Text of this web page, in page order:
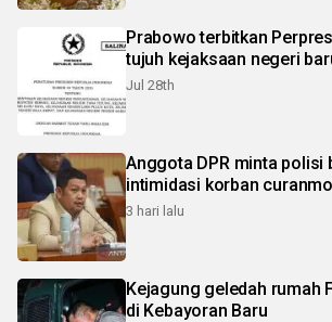
Prabowo terbitkan
tujuh kejaksaan negeri
Jul 28th
Anggota DPR minta polisi
intimidasi korban
3 hari lalu
Kejagung geledah rumah
di Kebayoran Baru